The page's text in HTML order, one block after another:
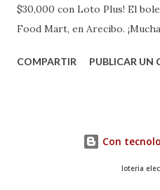
$30,000 con Loto Plus! El
Food Mart, en Arecibo.
COMPARTIR PUBLICAR UN
Con
loteria